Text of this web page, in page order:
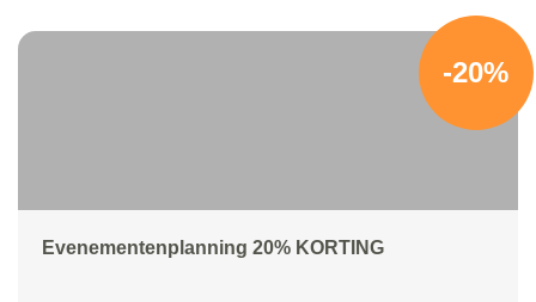
-20%
Evenementenplanning 20% KORTING